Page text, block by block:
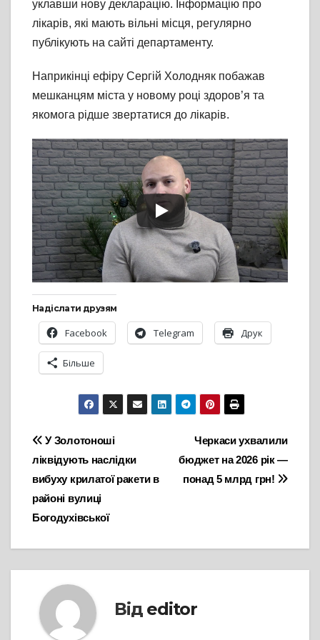
уклавши нову декларацію. Інформацію про
лікарів, які мають вільні місця, регулярно
публікують на сайті департаменту.
Наприкінці ефіру Сергій Холодняк побажав
мешканцям міста у новому році здоров’я та
якомога рідше звертатися до лікарів.
Надіслати друзям
Facebook Telegram Друк
Більше
Навігація
записів
Черкаси ухвалили
бюджет на 2026 рік —
понад 5 млрд грн!
У Золотоноші
ліквідують наслідки
вибуху крилатої ракети в
районі вулиці
Богодухівської
Від editor